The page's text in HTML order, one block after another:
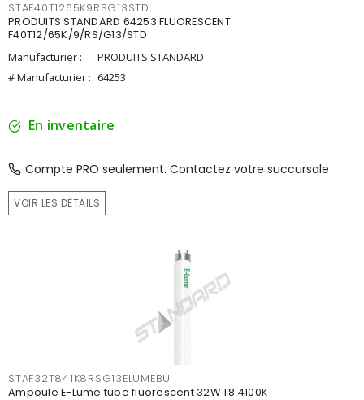
STAF40T1265K9RSG13STD
PRODUITS STANDARD 64253 FLUORESCENT
F40T12/65K/9/RS/G13/STD
Manufacturier :
PRODUITS STANDARD
# Manufacturier : 64253
En inventaire
Compte PRO seulement. Contactez votre succursale
VOIR LES DÉTAILS
STAF32T841K8RSG13ELUMEBU
Ampoule E-Lume tube fluorescent 32W T8 4100K